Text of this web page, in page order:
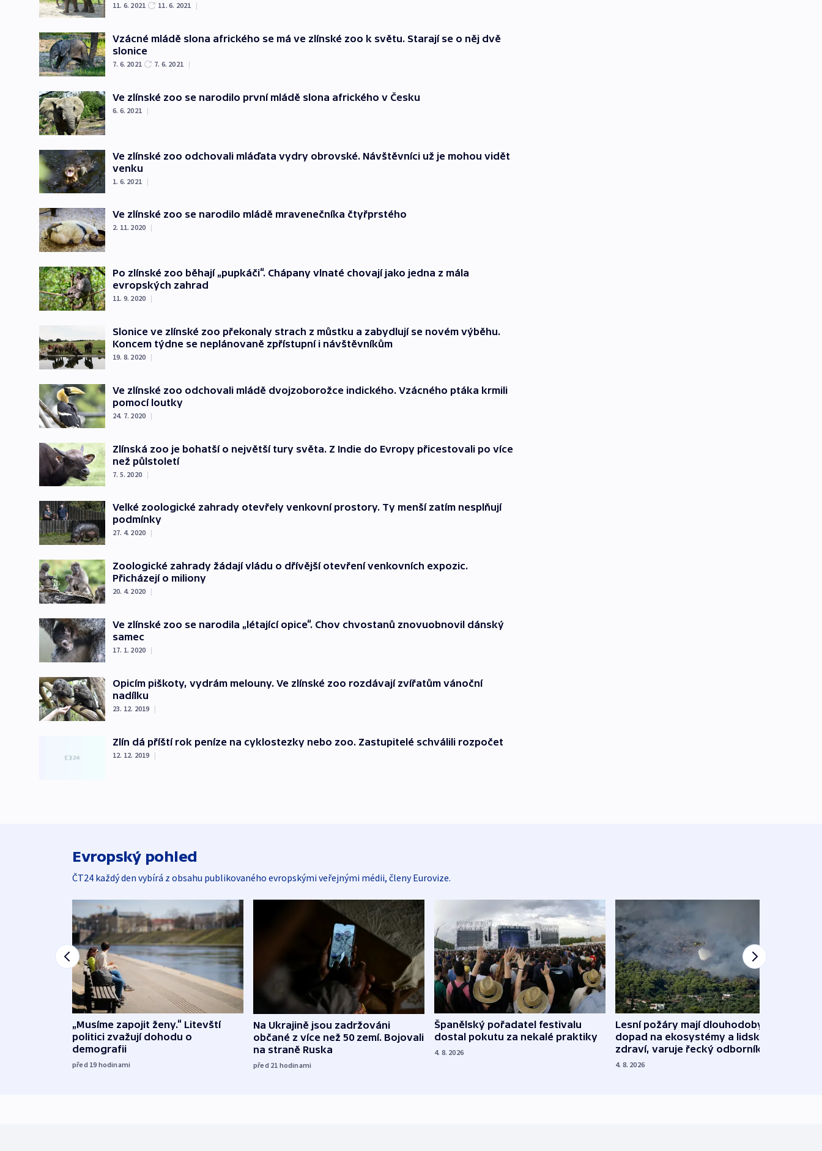
11. 6. 2021 11. 6. 2021 |
Vzácné mládě slona afrického se má ve zlínské zoo k světu. Starají se o něj dvě
slonice
7. 6. 2021 7. 6. 2021 |
Ve zlínské zoo se narodilo první mládě slona afrického v Česku
6. 6. 2021 |
Ve zlínské zoo odchovali mláďata vydry obrovské. Návštěvníci už je mohou vidět
venku
1. 6. 2021 |
Ve zlínské zoo se narodilo mládě mravenečníka čtyřprstého
2. 11. 2020 |
Po zlínské zoo běhají „pupkáči“. Chápany vlnaté chovají jako jedna z mála
evropských zahrad
11. 9. 2020 |
Slonice ve zlínské zoo překonaly strach z můstku a zabydlují se novém výběhu.
Koncem týdne se neplánovaně zpřístupní i návštěvníkům
19. 8. 2020 |
Ve zlínské zoo odchovali mládě dvojzoborožce indického. Vzácného ptáka krmili
pomocí loutky
24. 7. 2020 |
Zlínská zoo je bohatší o největší tury světa. Z Indie do Evropy přicestovali po více
než půlstoletí
7. 5. 2020 |
Velké zoologické zahrady otevřely venkovní prostory. Ty menší zatím nesplňují
podmínky
27. 4. 2020 |
Zoologické zahrady žádají vládu o dřívější otevření venkovních expozic.
Přicházejí o miliony
20. 4. 2020 |
Ve zlínské zoo se narodila „létající opice“. Chov chvostanů znovuobnovil dánský
samec
17. 1. 2020 |
Opicím piškoty, vydrám melouny. Ve zlínské zoo rozdávají zvířatům vánoční
nadílku
23. 12. 2019 |
Zlín dá příští rok peníze na cyklostezky nebo zoo. Zastupitelé schválili rozpočet
12. 12. 2019 |
Evropský pohled
ČT24 každý den vybírá z obsahu publikovaného evropskými veřejnými médii, členy Eurovize.
„Musíme zapojit ženy.“ Litevští
politici zvažují dohodu o
demografii
před 19 hodinami
Na Ukrajině jsou zadržováni
občané z více než 50 zemí. Bojovali
na straně Ruska
před 21 hodinami
Španělský pořadatel festivalu
dostal pokutu za nekalé praktiky
4. 8. 2026
Lesní požáry mají dlouhodobý
dopad na ekosystémy a lidské
zdraví, varuje řecký odborník
4. 8. 2026